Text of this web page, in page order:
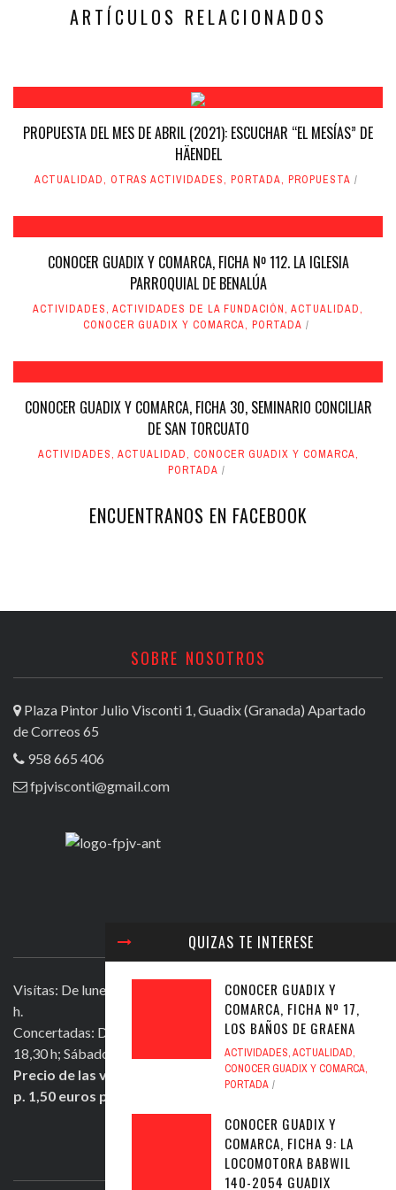
ARTÍCULOS RELACIONADOS
PROPUESTA DEL MES DE ABRIL (2021): ESCUCHAR “EL MESÍAS” DE
HÄENDEL
ACTUALIDAD, OTRAS ACTIVIDADES, PORTADA, PROPUESTA
CONOCER GUADIX Y COMARCA, FICHA Nº 112. LA IGLESIA
PARROQUIAL DE BENALÚA
ACTIVIDADES, ACTIVIDADES DE LA FUNDACIÓN, ACTUALIDAD,
CONOCER GUADIX Y COMARCA, PORTADA
CONOCER GUADIX Y COMARCA, FICHA 30, SEMINARIO CONCILIAR
DE SAN TORCUATO
ACTIVIDADES, ACTUALIDAD, CONOCER GUADIX Y COMARCA,
PORTADA
QUIZAS TE INTERESE
CONOCER GUADIX Y
COMARCA, FICHA Nº 17,
LOS BAÑOS DE GRAENA
ACTIVIDADES,ACTUALIDAD,
CONOCER GUADIX Y COMARCA,
PORTADA
CONOCER GUADIX Y
COMARCA, FICHA 9: LA
LOCOMOTORA BABWIL
140-2054 GUADIX
ENCUENTRANOS EN FACEBOOK
SOBRE NOSOTROS
Plaza Pintor Julio Visconti 1, Guadix (Granada) Apartado
de Correos 65
958 665 406
fpjvisconti@gmail.com
VISITAR LA FUNDACIÓN
Visítas: De lunes a viernes, excepto festivos, de 11,30 a 13,30
h.
Concertadas: De lunes a viernes excepto festivos, de 16,30 a
18,30 h; Sábados mañana de 11,30 a 13,30 h.
Precio de las visitas: Individual 2 euros. Grupos + de 10
p. 1,50 euros persona.
ULTIMOS TWEETS